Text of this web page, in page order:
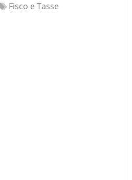
Fisco e Tasse